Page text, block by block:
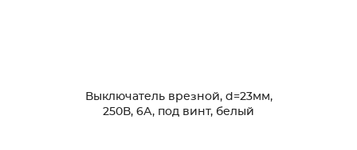
Выключатель врезной, d=23мм,
250В, 6А, под винт, белый